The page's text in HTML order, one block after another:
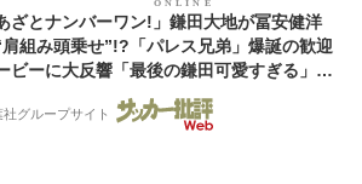
あざとナンバーワン!」鎌田大地が冨安健洋
肩組み頭乗せ”!?「パレス兄弟」爆誕の歓迎
ビーに大反響「最後の鎌田可愛すぎる」
にも程がある!」
社グループサイト